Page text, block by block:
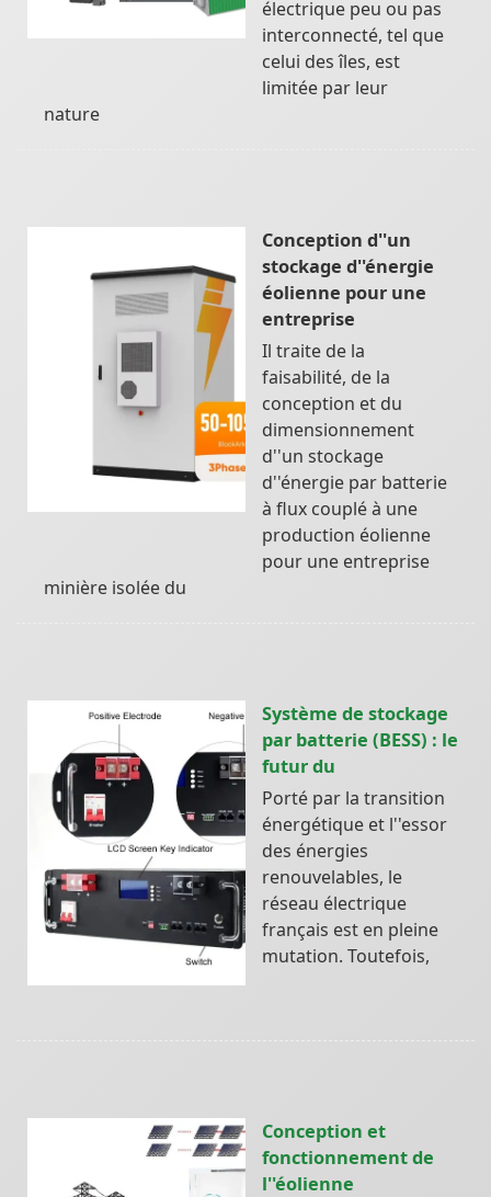
électrique peu ou pas
interconnecté, tel que
celui des îles, est
limitée par leur
nature
Conception d''un
stockage d''énergie
éolienne pour une
entreprise
Il traite de la
faisabilité, de la
conception et du
dimensionnement
d''un stockage
d''énergie par batterie
à ﬂux couplé à une
production éolienne
pour une entreprise
minière isolée du
Système de stockage
par batterie (BESS) : le
futur du
Porté par la transition
énergétique et l''essor
des énergies
renouvelables, le
réseau électrique
français est en pleine
mutation. Toutefois,
Conception et
fonctionnement de
l''éolienne